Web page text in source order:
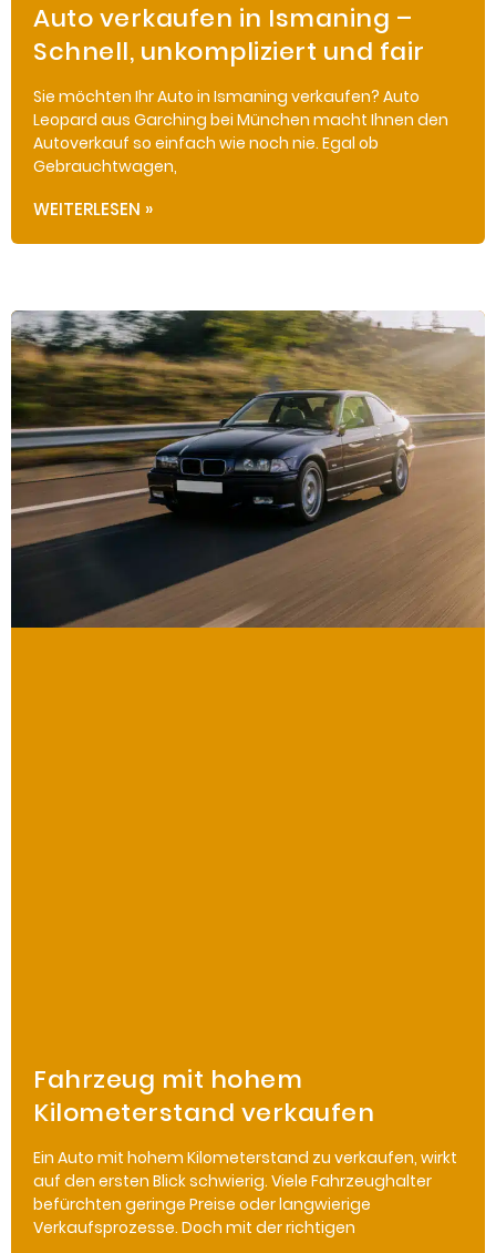
Auto verkaufen in Ismaning –
Schnell, unkompliziert und fair
Sie möchten Ihr Auto in Ismaning verkaufen? Auto
Leopard aus Garching bei München macht Ihnen den
Autoverkauf so einfach wie noch nie. Egal ob
Gebrauchtwagen,
WEITERLESEN »
Fahrzeug mit hohem
Kilometerstand verkaufen
Ein Auto mit hohem Kilometerstand zu verkaufen, wirkt
auf den ersten Blick schwierig. Viele Fahrzeughalter
befürchten geringe Preise oder langwierige
Verkaufsprozesse. Doch mit der richtigen